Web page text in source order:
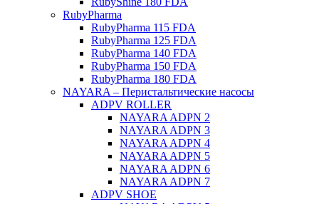
RubyPharma
RubyPharma 115 FDA
RubyPharma 125 FDA
RubyPharma 140 FDA
RubyPharma 150 FDA
RubyPharma 180 FDA
NAYARA – Перистальтические насосы
ADPV ROLLER
NAYARA ADPN 2
NAYARA ADPN 3
NAYARA ADPN 4
NAYARA ADPN 5
NAYARA ADPN 6
NAYARA ADPN 7
ADPV SHOE